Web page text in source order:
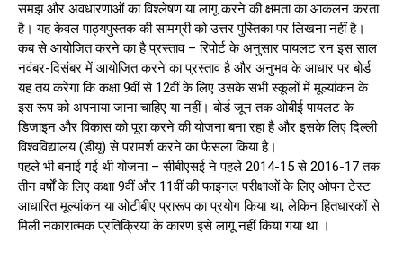
समझ और अवधारणाओं का विश्लेषण या लागू करने की क्षमता का आकलन करता
है। यह केवल पाठ्यपुस्तक की सामग्री को उत्तर पुस्तिका पर लिखना नहीं है।
कब से आयोजित करने का है प्रस्ताव – रिपोर्ट के अनुसार पायलट रन इस साल
नवंबर-दिसंबर में आयोजित करने का प्रस्ताव है और अनुभव के आधार पर बोर्ड
यह तय करेगा कि कक्षा 9वीं से 12वीं के लिए उसके सभी स्कूलों में मूल्यांकन के
इस रूप को अपनाया जाना चाहिए या नहीं। बोर्ड जून तक ओबीई पायलट के
डिजाइन और विकास को पूरा करने की योजना बना रहा है और इसके लिए दिल्ली
विश्वविद्यालय (डीयू) से परामर्श करने का फैसला किया है।
पहले भी बनाई गई थी योजना – सीबीएसई ने पहले 2014-15 से 2016-17 तक
तीन वर्षों के लिए कक्षा 9वीं और 11वीं की फाइनल परीक्षाओं के लिए ओपन टेस्ट
आधारित मूल्यांकन या ओटीबीए प्रारूप का प्रयोग किया था, लेकिन हितधारकों से
मिली नकारात्मक प्रतिक्रिया के कारण इसे लागू नहीं किया गया था ।